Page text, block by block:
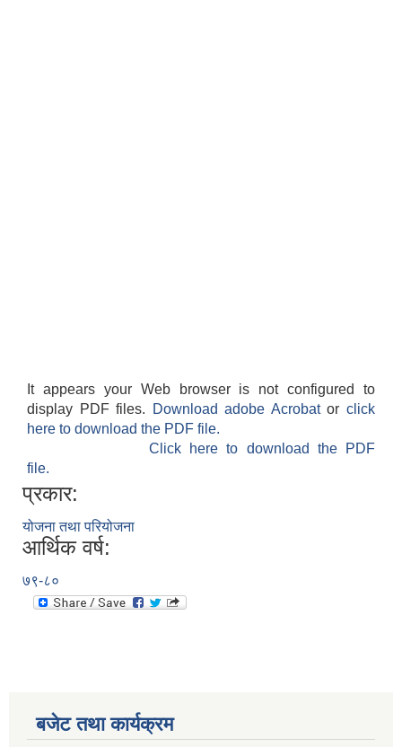
It appears your Web browser is not configured to
display PDF files.
Download adobe Acrobatorclick
here to download the PDF file.
Click here to download the PDF
file.
प्रकार:
योजना तथा परियोजना
आर्थिक वर्ष:
७९-८०
बजेट तथा कार्यक्रम